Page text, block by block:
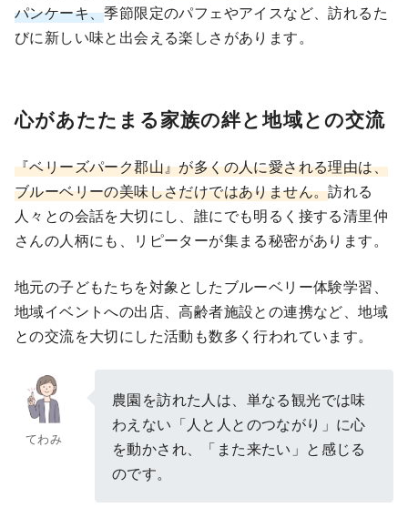
パンケーキ、季節限定のパフェやアイスなど、訪れるた
びに新しい味と出会える楽しさがあります。
心があたたまる家族の絆と地域との交流
『ベリーズパーク郡山』が多くの人に愛される理由は、
ブルーベリーの美味しさだけではありません。訪れる
人々との会話を大切にし、誰にでも明るく接する清里仲
さんの人柄にも、リピーターが集まる秘密があります。
地元の子どもたちを対象としたブルーベリー体験学習、
地域イベントへの出店、高齢者施設との連携など、地域
との交流を大切にした活動も数多く行われています。
てわみ
農園を訪れた人は、単なる観光では味
わえない「人と人とのつながり」に心
を動かされ、「また来たい」と感じる
のです。